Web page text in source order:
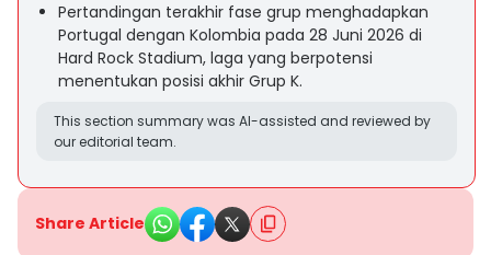
Pertandingan terakhir fase grup menghadapkan
Portugal dengan Kolombia pada 28 Juni 2026 di
Hard Rock Stadium, laga yang berpotensi
menentukan posisi akhir Grup K.
This section summary was AI-assisted and reviewed by
our editorial team.
Share Article